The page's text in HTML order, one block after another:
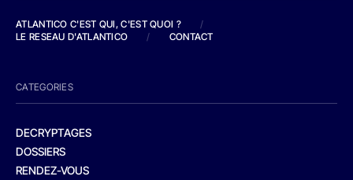
ATLANTICO C'EST QUI, C'EST QUOI ?
/
LE RESEAU D'ATLANTICO
/ CONTACT
CATEGORIES
DECRYPTAGES
DOSSIERS
RENDEZ-VOUS